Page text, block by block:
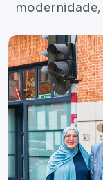
modernidade,